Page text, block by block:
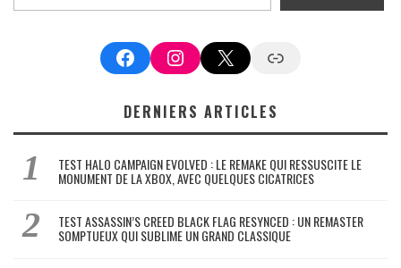
FacebookInstagram
X Google News
DERNIERS ARTICLES
TEST HALO CAMPAIGN EVOLVED : LE REMAKE QUI RESSUSCITE LE
MONUMENT DE LA XBOX, AVEC QUELQUES CICATRICES
TEST ASSASSIN’S CREED BLACK FLAG RESYNCED : UN REMASTER
SOMPTUEUX QUI SUBLIME UN GRAND CLASSIQUE